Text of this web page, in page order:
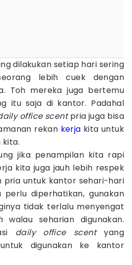
dilakukan setiap hari sering
lebih cuek dengan
Toh mereka juga bertemu
itu saja di kantor. Padahal
office scentpria juga bisa
rekan kerja kita untuk
kita.
jika penampilan kita rapi
kita juga jauh lebih respek
pria untuk kantor sehari-hari
perlu diperhatikan, gunakan
tidak terlalu menyengat
walau seharian digunakan.
daily office scentyang
digunakan ke kantor